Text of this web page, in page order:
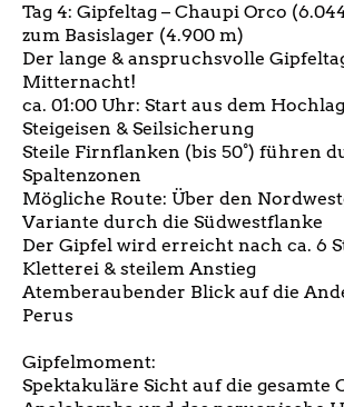
Tag 4: Gipfeltag – Chaupi Orco
zum Basislager (4.900 m)
Der lange & anspruchsvolle
Mitternacht!
ca. 01:00 Uhr: Start aus dem
Steigeisen & Seilsicherung
Steile Firnflanken (bis 50°) führen
Spaltenzonen
Mögliche Route: Über den
Variante durch die Südwestflanke
Der Gipfel wird erreicht nach ca. 6
Kletterei & steilem Anstieg
Atemberaubender Blick auf die
Perus
Gipfelmoment:
Spektakuläre Sicht auf die gesamte